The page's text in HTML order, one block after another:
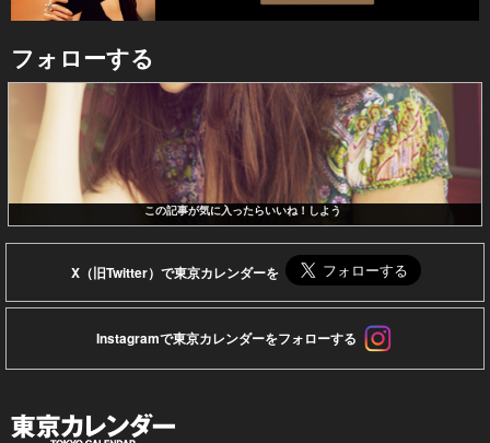
フォローする
この記事が気に入ったらいいね！しよう
X（旧Twitter）で東京カレンダーを
Instagramで東京カレンダーをフォローする